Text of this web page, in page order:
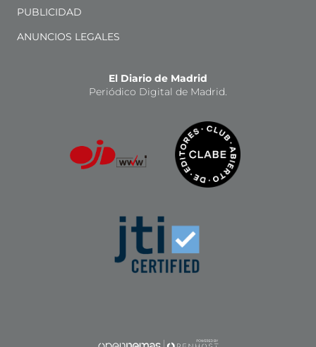
PUBLICIDAD
ANUNCIOS LEGALES
El Diario de Madrid
Periódico Digital de Madrid.